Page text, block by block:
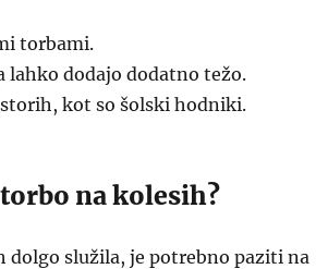
torbami.
lahko dodajo dodatno težo.
kot so šolski hodniki.
na kolesih?
dolgo služila, je potrebno paziti na